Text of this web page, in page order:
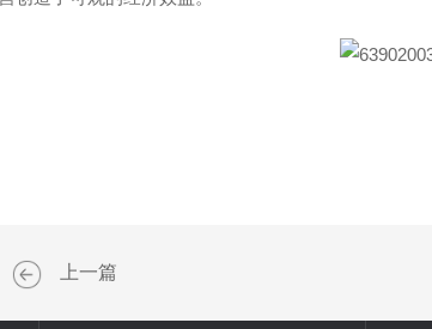
上一篇